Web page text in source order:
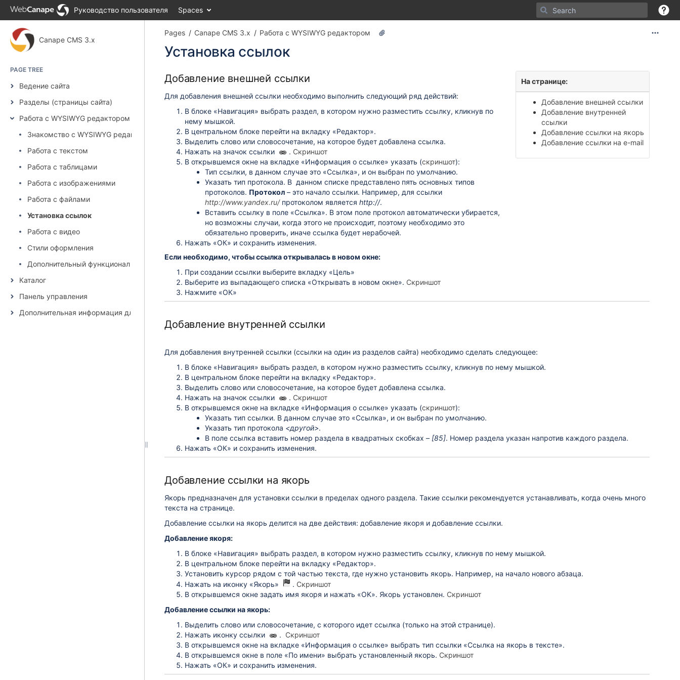
Skip
content
assistive.skiplink.to.breadcrumbs
assistive.skiplink.to.header.menu
Руководство пользователя Spaces
Canape CMS 3.x
PAGE TREE
Ведение сайта
Разделы (страницы сайта)
Работа с WYSIWYG редактором
Знакомство с WYSIWYG редактором
Работа с текстом
Работа с таблицами
Работа с изображениями
Работа с файлами
Установка ссылок
Работа с видео
Стили оформления
Дополнительный функционал
Каталог
Панель управления
Дополнительная информация для клиентов
Pages Canape CMS 3.x Работа с WYSIWYG редактором
Установка ссылок
Добавление внешней ссылки
Для добавления внешней ссылки необходимо выполнить следующий ряд действий:
В блоке «Навигация» выбрать раздел, в котором нужно разместить ссылку, кликнув по
нему мышкой.
В центральном блоке перейти на вкладку «Редактор».
Выделить слово или словосочетание, на которое будет добавлена ссылка.
Нажать на значок ссылки
. Скриншот
В открывшемся окне на вкладке «Информация о ссылке» указать (скриншот):
Тип ссылки, в данном случае это «Ссылка», и он выбран по умолчанию.
Указать тип протокола. В данном списке представлено пять основных типов
протоколов. Протокол – это начало ссылки. Например, для ссылки
http://www.yandex.ru/протоколом является http://.
Вставить ссылку в поле «Ссылка». В этом поле протокол автоматически убирается,
но возможны случаи, когда этого не происходит, поэтому необходимо это
обязательно проверить, иначе ссылка будет нерабочей.
Нажать «ОК» и сохранить изменения.
На странице:
Добавление внешней ссылки
Добавление внутренней
ссылки
Добавление ссылки на якорь
Добавление ссылки на e-mail
​Если необходимо, чтобы ссылка открывалась в новом окне:
При создании ссылки выберите вкладку «Цель»
Выберите из выпадающего списка «Открывать в новом окне». Скриншот
Нажмите «ОК»
Добавление внутренней ссылки
Для добавления внутренней ссылки (ссылки на один из разделов сайта) необходимо сделать следующее:
В блоке «Навигация» выбрать раздел, в котором нужно разместить ссылку, кликнув по нему мышкой.
В центральном блоке перейти на вкладку «Редактор».
Выделить слово или словосочетание, на которое будет добавлена ссылка.
Нажать на значок ссылки
. Скриншот
В открывшемся окне на вкладке «Информация о ссылке» указать (скриншот):
Указать тип ссылки. В данном случае это «Ссылка», и он выбран по умолчанию.
Указать тип протокола <другой>.
В поле ссылка вставить номер раздела в квадратных скобках – [85]. Номер раздела указан напротив каждого раздела.
Нажать «ОК» и сохранить изменения.
Добавление ссылки на якорь
Якорь предназначен для установки ссылки в пределах одного раздела. Такие ссылки рекомендуется устанавливать, когда очень много
текста на странице.
Добавление ссылки на якорь делится на две действия: добавление якоря и добавление ссылки.
Добавление якоря:
В блоке «Навигация» выбрать раздел, в котором нужно разместить ссылку, кликнув по нему мышкой.
В центральном блоке перейти на вкладку «Редактор».
Установить курсор рядом с той частью текста, где нужно установить якорь. Например, на начало нового абзаца.
Нажать на иконку «Якорь»
. Скриншот
В открывшемся окне задать имя якоря и нажать «OK». Якорь установлен. Скриншот
Добавление ссылки на якорь:
Выделить слово или словосочетание, с которого идет ссылка (только на этой странице).
Нажать иконку ссылки
. Скриншот
В открывшемся окне на вкладке «Информация о ссылке» выбрать тип ссылки «Ссылка на якорь в тексте».
В открывшемся окне в поле «По имени» выбрать установленный якорь. Скриншот
Нажать «ОК» и сохранить изменения.